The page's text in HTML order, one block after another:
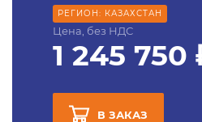
РЕГИОН: КАЗАХСТАН
Цена, без НДС
1 245 750
В ЗАКАЗ